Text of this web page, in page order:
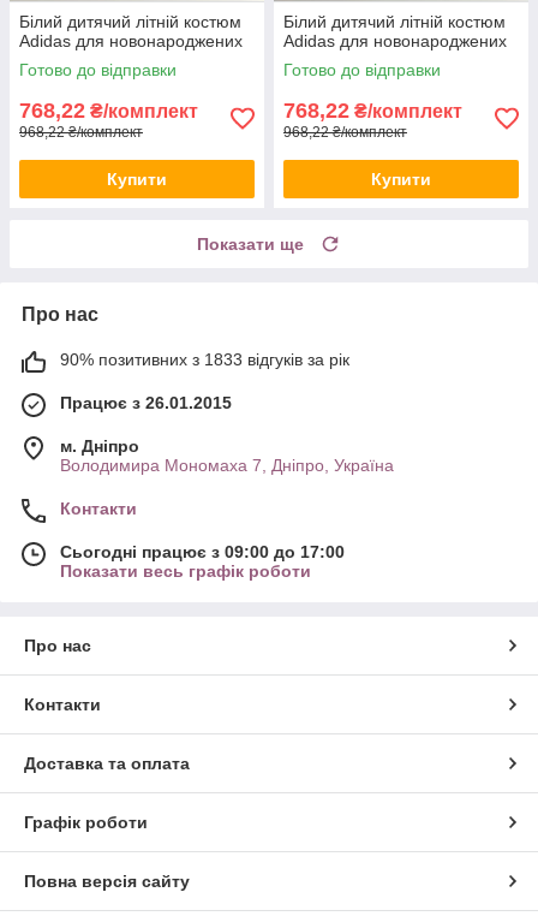
Білий дитячий літній костюм
Adidas для новонароджених
Готово до відправки
768,22 ₴/комплект
968,22 ₴/комплект
Купити
Білий дитячий літній костюм
Adidas для новонароджених
Готово до відправки
768,22 ₴/комплект
968,22 ₴/комплект
Купити
Показати ще
Про нас
90% позитивних з 1833 відгуків за рік
Працює з 26.01.2015
м. Дніпро
Володимира Мономаха 7, Дніпро, Україна
Контакти
Сьогодні працює з 09:00 до 17:00
Показати весь графік роботи
Про нас
Контакти
Доставка та оплата
Графік роботи
Повна версія сайту